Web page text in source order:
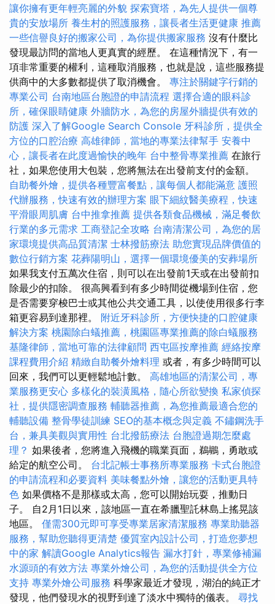
讓你擁有更年輕亮麗的外貌 探索寶塔，為先人提供一個尊
貴的安放場所 養生村的照護服務，讓長者生活更健康 推薦
一些信譽良好的搬家公司，為你提供搬家服務 沒有什麼比
發現最訪問的當地人更真實的經歷。 在這種情況下，有一
項非常重要的權利，這種取消服務，也就是說，這些服務提
供商中的大多數都提供了取消機會。 專注於關鍵字行銷的
專業公司 台南地區台胞證的申請流程 選擇合適的眼科診
所，確保眼睛健康 外牆防水，為您的房屋外牆提供有效的
防護 深入了解Google Search Console 牙科診所，提供全
方位的口腔治療 高雄律師，當地的專業法律幫手 安養中
心，讓長者在此度過愉快的晚年 台中整骨專業推薦 在旅行
社，如果您使用大包裝，您將無法在出發前支付的金額。
自助餐外燴，提供各種豐富餐點，讓每個人都能滿意 護照
代辦服務，快速有效的辦理方案 眼下細紋醫美療程，快速
平滑眼周肌膚 台中推拿推薦 提供各類食品機械，滿足餐飲
行業的多元需求 工商登記全攻略 台南清潔公司，為您的居
家環境提供高品質清潔 士林撥筋療法 助您實現品牌價值的
數位行銷方案 花葬陽明山，選擇一個環境優美的安葬場所
如果我支付五萬次住宿，則可以在出發前1天或在出發前扣
除最少的扣除。 很高興看到有多少時間從機場到住宿，您
是否需要穿梭巴士或其他公共交通工具，以使使用很多行李
箱更容易到達那裡。 附近牙科診所，方便快捷的口腔健康
解決方案 桃園除白蟻推薦，桃園區專業推薦的除白蟻服務
基隆律師，當地可靠的法律顧問 西屯區按摩推薦 經絡按摩
課程費用介紹 精緻自助餐外燴料理 或者，有多少時間可以
回來，我們可以更輕鬆地計數。 高雄地區的清潔公司，專
業服務更安心 多樣化的裝潢風格，隨心所欲變換 私家偵探
社，提供隱密調查服務 輔聽器推薦，為您推薦最適合您的
輔聽設備 整骨學徒訓練 SEO的基本概念與定義 不鏽鋼洗手
台，兼具美觀與實用性 台北撥筋療法 台胞證過期怎麼處
理？ 如果後者，您將進入飛機的職業頁面，鵜鶘，勇敢或
給定的航空公司。 台北記帳士事務所專業服務 卡式台胞證
的申請流程和必要資料 美味餐點外燴，讓您的活動更具特
色 如果價格不是那樣或太高，您可以開始玩耍，推動日
子。 自2月1日以來，該地區一直在希臘聖託林島上搖晃該
地區。 僅需300元即可享受專業居家清潔服務 專業助聽器
服務，幫助您聽得更清楚 優質室內設計公司，打造您夢想
中的家 解讀Google Analytics報告 漏水打針，專業修補漏
水源頭的有效方法 專業外燴公司，為您的活動提供全方位
支持 專業外燴公司服務 科學家最近才發現，湖泊的純正才
發現，他們發現水的視野到達了淡水中獨特的儀表。 尋找